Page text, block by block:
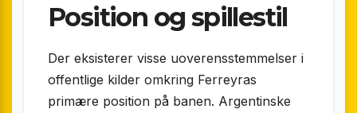
Position og spillestil
Der eksisterer visse uoverensstemmelser i
offentlige kilder omkring Ferreyras
primære position på banen. Argentinske